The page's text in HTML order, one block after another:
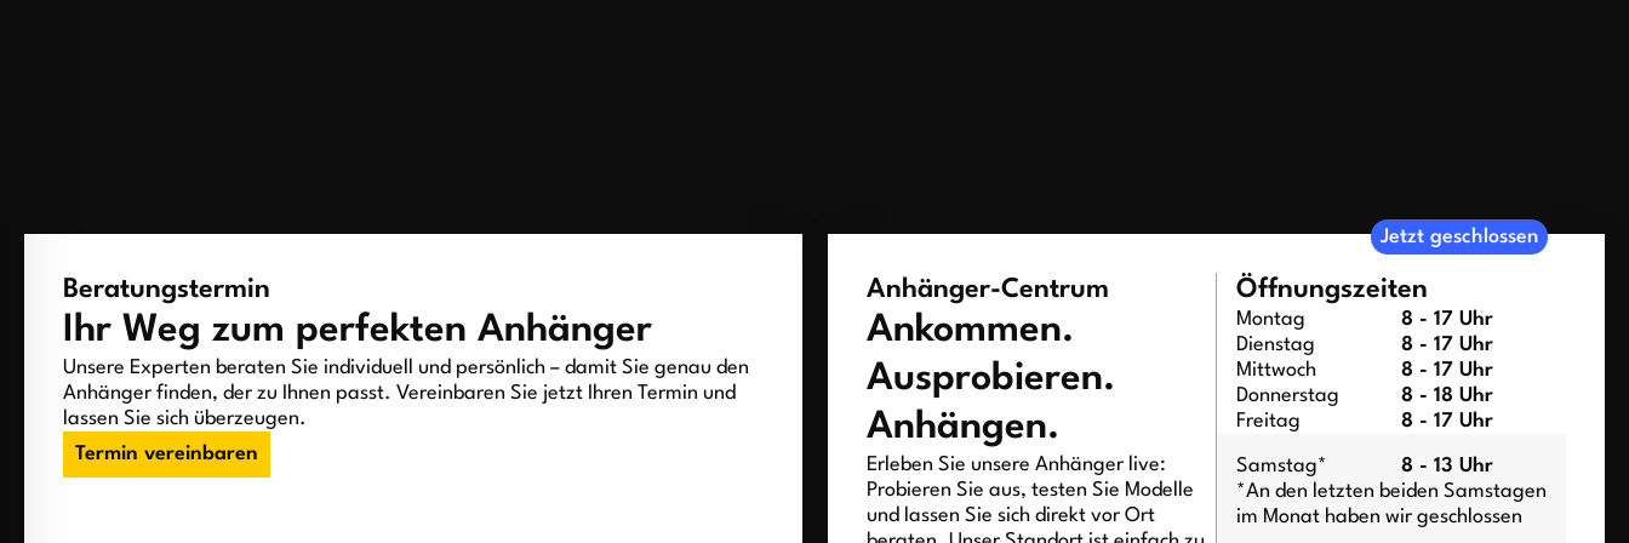
Beratungstermin
Ihr Weg zum perfekten Anhänger
Unsere Experten beraten Sie individuell und persönlich – damit Sie genau den
Anhänger finden, der zu Ihnen passt. Vereinbaren Sie jetzt Ihren Termin und
lassen Sie sich überzeugen.
Termin vereinbaren
Anhänger-Centrum
Ankommen.
Ausprobieren.
Anhängen.
Erleben Sie unsere Anhänger live:
Probieren Sie aus, testen Sie Modelle
und lassen Sie sich direkt vor Ort
Jetzt geschlossen
Öffnungszeiten
Montag
8 - 17 Uhr
Dienstag
8 - 17 Uhr
Mittwoch
8 - 17 Uhr
Donnerstag
8 - 18 Uhr
Freitag
8 - 17 Uhr
Samstag*
8 - 13 Uhr
*An den letzten beiden Samstagen
im Monat haben wir geschlossen